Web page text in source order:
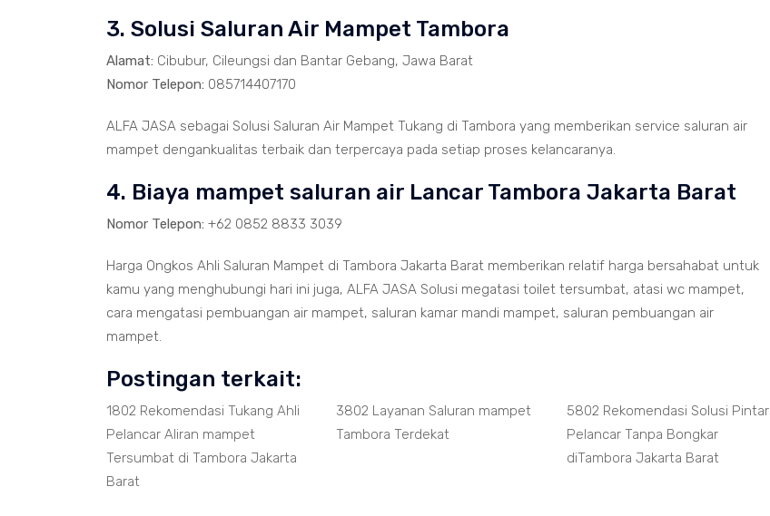
3. Solusi Saluran Air Mampet Tambora
Alamat: Cibubur, Cileungsi dan Bantar Gebang, Jawa Barat
Nomor Telepon: 085714407170
ALFA JASA sebagai Solusi Saluran Air Mampet Tukang di Tambora yang memberikan service saluran air
mampet dengankualitas terbaik dan terpercaya pada setiap proses kelancaranya.
4. Biaya mampet saluran air Lancar Tambora Jakarta Barat
Nomor Telepon: +62 0852 8833 3039
Harga Ongkos Ahli Saluran Mampet di Tambora Jakarta Barat memberikan relatif harga bersahabat untuk
kamu yang menghubungi hari ini juga, ALFA JASA Solusi megatasi toilet tersumbat, atasi wc mampet,
cara mengatasi pembuangan air mampet, saluran kamar mandi mampet, saluran pembuangan air
mampet.
Postingan terkait:
1802 Rekomendasi Tukang Ahli
Pelancar Aliran mampet
Tersumbat di Tambora Jakarta
Barat
3802 Layanan Saluran mampet
Tambora Terdekat
5802 Rekomendasi Solusi Pintar
Pelancar Tanpa Bongkar
diTambora Jakarta Barat